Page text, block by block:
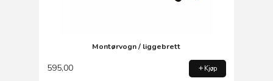
Montørvogn / liggebrett
595,00 Kjøp